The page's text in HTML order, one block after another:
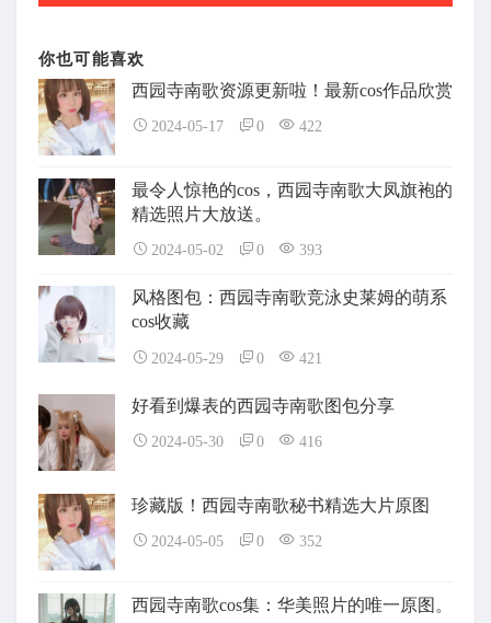
你也可能喜欢
西园寺南歌资源更新啦！最新cos作品欣赏
2024-05-17 0 422
最令人惊艳的cos，西园寺南歌大凤旗袍的
精选照片大放送。
2024-05-02 0 393
风格图包：西园寺南歌竞泳史莱姆的萌系
cos收藏
2024-05-29 0 421
好看到爆表的西园寺南歌图包分享
2024-05-30 0 416
珍藏版！西园寺南歌秘书精选大片原图
2024-05-05 0 352
西园寺南歌cos集：华美照片的唯一原图。